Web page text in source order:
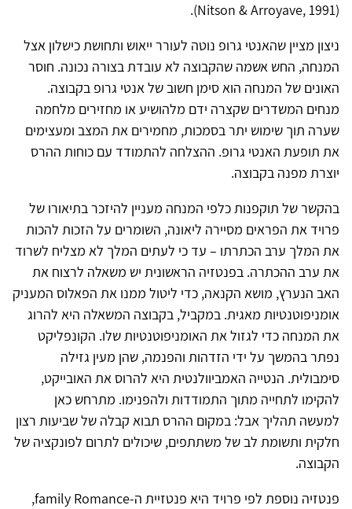
(Nitson & Arroyave, 1991).
ניצון מציין שהאנטי גרופ נוטה לעורר ייאוש ותחושת כישלון אצל
המנחה, החש אשמה שהקבוצה לא עובדת בצורה נכונה. חוסר
האונים של המנחה הוא סימן חשוב של אנטי גרופ בקבוצה.
מנחים המשדרים שקצרה ידם מלהושיע או מחזירים מלחמה
שערה תוך שימוש יתר בסמכות, מחמירים את המצב ומעצימים
את תופעת האנטי גרופ. ההצלחה להתמודד עם כוחות ההרס
יוצרת מפנה בקבוצה.
בהקשר של תוקפנות כלפי המנחה מעניין להיזכר בתיאורו של
פרויד את הפראים מסיירה ליאונה, השומרים על הזכות להכות
את המלך ערב הכתרתו – עד כי לעתים המלך לא מצליח לשרוד
את ערב ההכתרה. בפנטזיה הראשונית יש משאלה לרצוח את
האב הנערץ, מושא הקנאה, כדי ליטול ממנו את הפאלוס המעניק
אומניפוטנטיות מאגית. במקביל, בקבוצה המשאלה היא להרוג
את המנחה כדי לגזול את האומניפוטנטיות שלו. הקונפליקט
נפתר בהמשך על ידי הזדהות והפנמה, שהן מעין גזילה
סימבולית. הנטייה האמביוולנטית היא להרוס את האובייקט,
להקימו לתחייה מתוך התמודדות ולהפנימו. מתרחש כאן
למעשה תהליך אבל: במקום ההרס תבוא קבלה של שביעות רצון
חלקית ותשומת לב של משתתפים, שיכולים לתרום לפונקציה של
הקבוצה.
פנטזיה נוספת לפי פרויד היא פנטזיית ה-family Romance,